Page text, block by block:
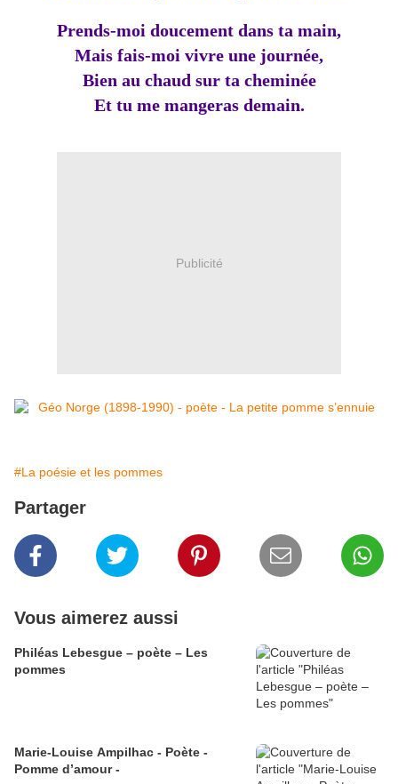
Prends-moi doucement dans ta main,
Mais fais-moi vivre une journée,
Bien au chaud sur ta cheminée
Et tu me mangeras demain.
Publicité
#La poésie et les pommes
Partager
Vous aimerez aussi
Philéas Lebesgue – poète – Les
pommes
Marie-Louise Ampilhac - Poète -
Pomme d’amour -